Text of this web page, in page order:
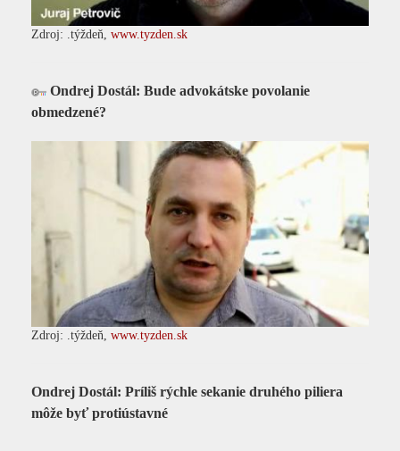
Zdroj: .týždeň, www.tyzden.sk
Ondrej Dostál: Bude advokátske povolanie
obmedzené?
Zdroj: .týždeň, www.tyzden.sk
Ondrej Dostál: Príliš rýchle sekanie druhého piliera
môže byť protiústavné